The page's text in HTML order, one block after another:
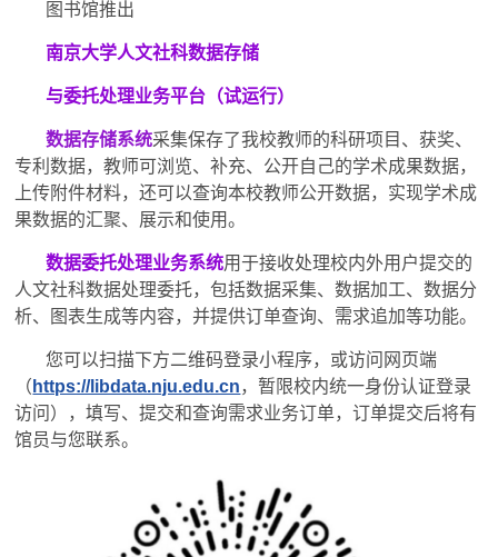
图书馆推出
南京大学人文社科数据存储
与委托处理业务平台（试运行）
数据存储系统采集保存了我校教师的科研项目、获奖、
专利数据，教师可浏览、补充、公开自己的学术成果数据，
上传附件材料，还可以查询本校教师公开数据，实现学术成
果数据的汇聚、展示和使用。
数据委托处理业务系统用于接收处理校内外用户提交的
人文社科数据处理委托，包括数据采集、数据加工、数据分
析、图表生成等内容，并提供订单查询、需求追加等功能。
您可以扫描下方二维码登录小程序，或访问网页端
（ https://libdata.nju.edu.cn，暂限校内统一身份认证登录
访问 ），填写、提交和查询需求业务订单，订单提交后将有
馆员与您联系。